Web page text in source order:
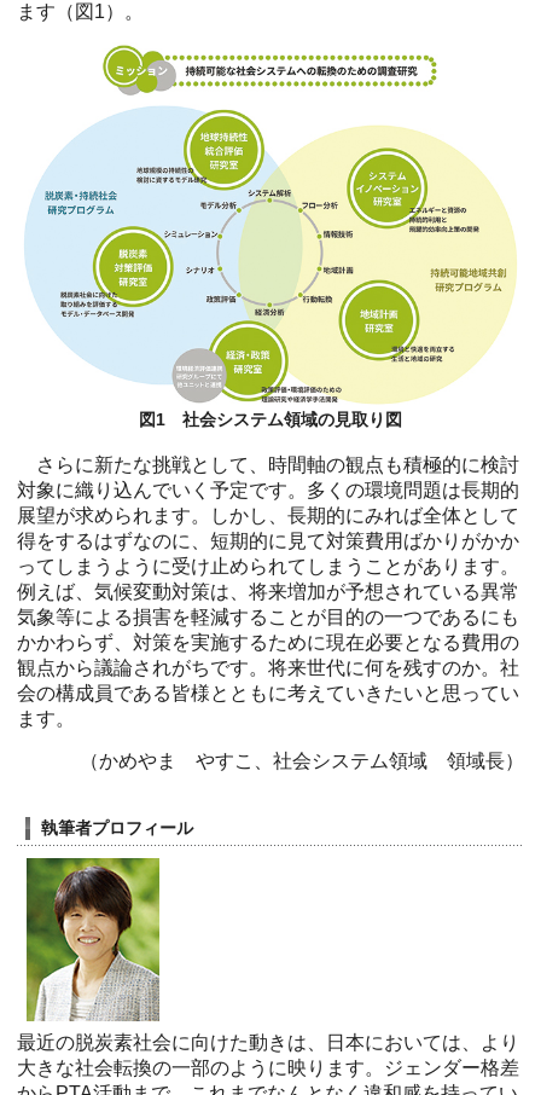
ます（図1）。
図1 社会システム領域の見取り図
さらに新たな挑戦として、時間軸の観点も積極的に検討
対象に織り込んでいく予定です。多くの環境問題は長期的
展望が求められます。しかし、長期的にみれば全体として
得をするはずなのに、短期的に見て対策費用ばかりがかか
ってしまうように受け止められてしまうことがあります。
例えば、気候変動対策は、将来増加が予想されている異常
気象等による損害を軽減することが目的の一つであるにも
かかわらず、対策を実施するために現在必要となる費用の
観点から議論されがちです。将来世代に何を残すのか。社
会の構成員である皆様とともに考えていきたいと思ってい
ます。
（かめやま やすこ、社会システム領域 領域長）
執筆者プロフィール
最近の脱炭素社会に向けた動きは、日本においては、より
大きな社会転換の一部のように映ります。ジェンダー格差